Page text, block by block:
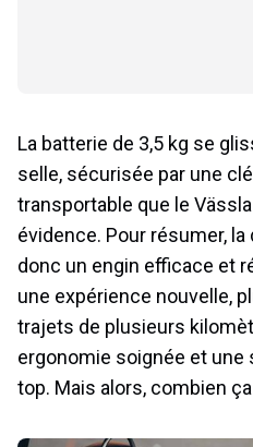
La batterie de 3,5 kg se
selle, sécurisée par une
transportable que le
évidence. Pour résumer,
donc un engin efficace et
une expérience nouvelle,
trajets de plusieurs
ergonomie soignée et une
top. Mais alors, combien